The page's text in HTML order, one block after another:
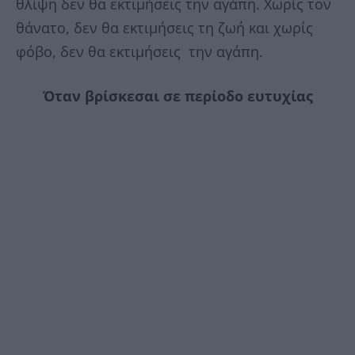
θλίψη δεν θα εκτιμήσεις την αγάπη. Χωρίς τον
θάνατο, δεν θα εκτιμήσεις τη ζωή και χωρίς
φόβο, δεν θα εκτιμήσεις την αγάπη.
Όταν βρίσκεσαι σε περίοδο ευτυχίας